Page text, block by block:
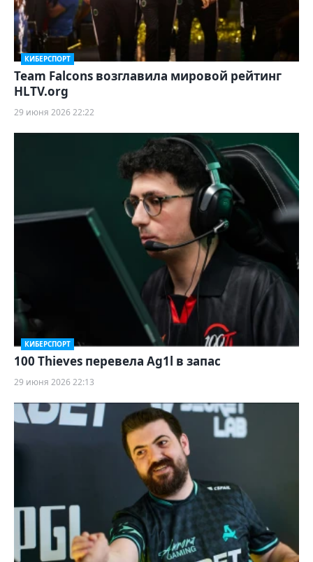
КИБЕРСПОРТ
Team Falcons возглавила мировой рейтинг
HLTV.org
29 июня 2026 22:22
КИБЕРСПОРТ
100 Thieves перевела Ag1l в запас
29 июня 2026 22:13